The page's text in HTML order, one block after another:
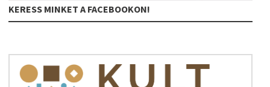
KERESS MINKET A FACEBOOKON!